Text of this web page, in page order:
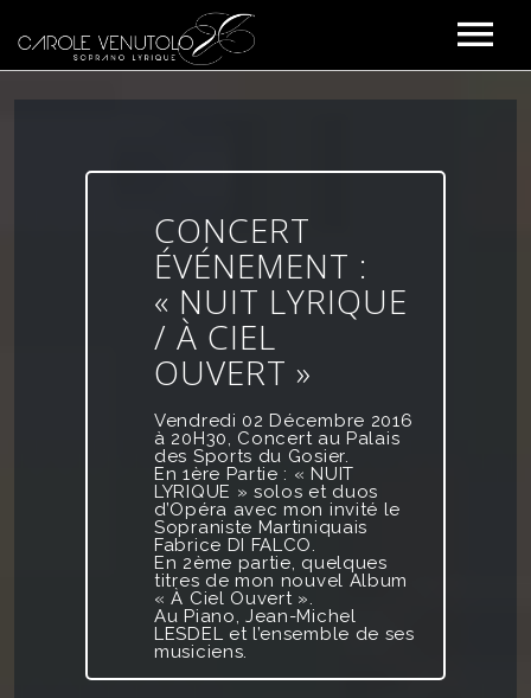
LE CHANT LYRIQUE
ALBUM « À CIEL OUVERT »
CONCERTS
PRESSE
CONTACT
CONCERT
ÉVÉNEMENT :
« NUIT LYRIQUE
/ À CIEL
OUVERT »
Vendredi 02 Décembre 2016
à 20H30, Concert au Palais
des Sports du Gosier.
En 1ère Partie : « NUIT
LYRIQUE » solos et duos
d’Opéra avec mon invité le
Sopraniste Martiniquais
Fabrice DI FALCO
En 2ème partie, quelques
titres de mon nouvel Album
« À Ciel Ouvert ».
Au Piano, Jean-Michel
LESDEL et l’ensemble de ses
musiciens.